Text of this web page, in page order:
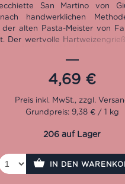
San Martino von
handwerklichen
der alten Pasta-Meister von
Der wertvolle
gebunden, um einen festen
Dann drücken die
den Teig gegen die rohe
runde Form herzustellen.
blieb bisher ein vom
Fleckchen, obwohl es sehr
der gesamten Region steht
der Adria und dem
Felder, kultiviert mit
auf der traumhaften
4,69 €
Grundpreis: 9,38 € / 1 kg
206 auf Lager
IN DEN